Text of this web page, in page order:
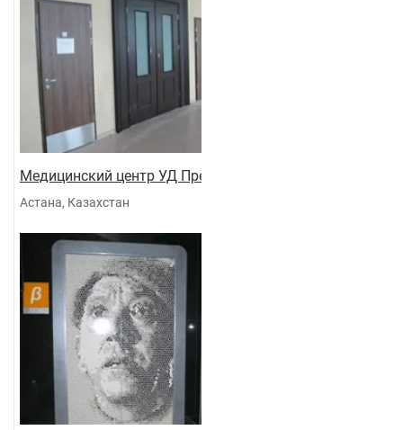
Медицинский центр УД Президента
Астана, Казахстан